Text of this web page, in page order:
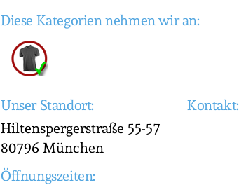
Diese Kategorien nehmen wir an:
Unser Standort:
Hiltenspergerstraße 55-57
80796 München
Kontakt:
Öffnungszeiten: